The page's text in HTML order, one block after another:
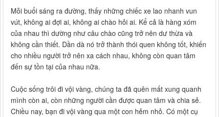
Mỗi buổi sáng ra đường, thấy những chiếc xe lao nhanh vun
vút, không ai đợi ai, không ai chào hỏi ai. Kể cả là hàng xóm
của nhau thì dường như câu chào cũng trở nên dư thừa và
không cần thiết. Dần dà nó trở thành thói quen không tốt, khiến
cho nhiều người trở nên xa cách nhau, không còn quan tâm
đến sự tồn tại của nhau nữa.
Cuộc sống trôi đi vội vàng, chúng ta đã quên mất xung quanh
mình còn ai, còn những người cần được quan tâm và chia sẻ.
Chiều nay, bạn đi vội vàng qua một con hẻm nhỏ. Có một cụ